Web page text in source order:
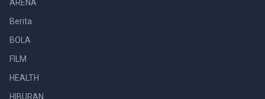
ARENA
Berita
BOLA
FILM
HEALTH
HIBURAN